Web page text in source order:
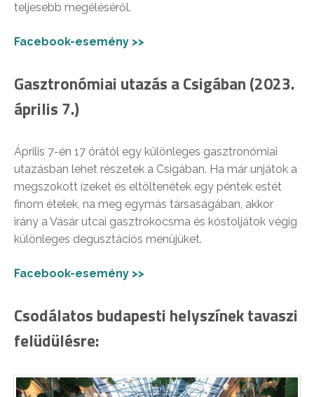
teljesebb megéléséről.
Facebook-esemény >>
Gasztronómiai utazás a Csigában (2023.
április 7.)
Április 7-én 17 órától egy különleges gasztronómiai
utazásban lehet részetek a Csigában. Ha már unjátok a
megszokott ízeket és eltöltenétek egy péntek estét
finom ételek, na meg egymás társaságában, akkor
irány a Vásár utcai gasztrokocsma és kóstoljátok végig
különleges degusztációs menüjüket.
Facebook-esemény >>
Csodálatos budapesti helyszínek tavaszi
felüdülésre: